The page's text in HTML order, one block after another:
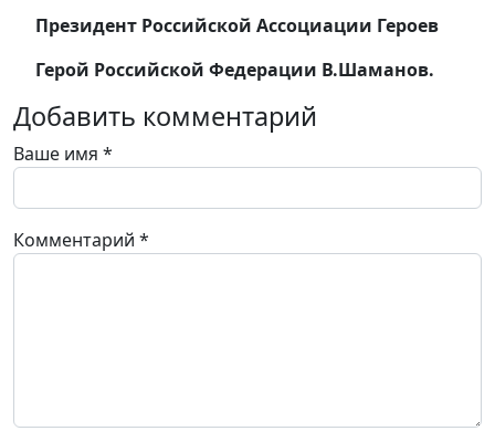
Президент Российской Ассоциации Героев
Герой Российской Федерации В.Шаманов.
Добавить комментарий
Ваше имя *
Комментарий *